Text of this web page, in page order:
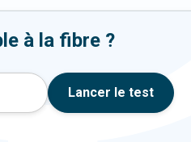
à la fibre ?
Lancer le test